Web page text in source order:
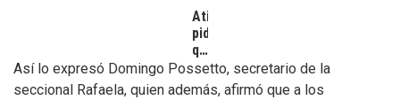
Atilra
pide
que
se
atiendan
Así lo expresó Domingo Possetto, secretario de la
seccional Rafaela, quien además, afirmó que a los